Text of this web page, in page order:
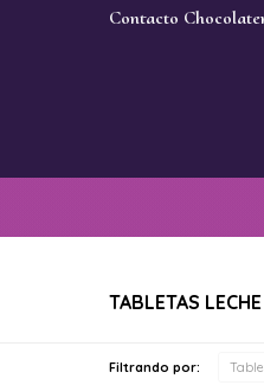
Contacto
TABLETAS
Filtrando por: